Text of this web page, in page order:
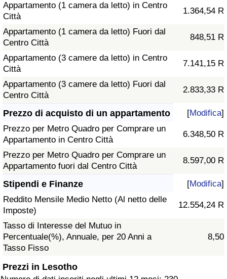
Appartamento (1 camera da letto) in Centro
Città
1.364,54 R
Appartamento (1 camera da letto) Fuori dal
Centro Città
848,51 R
Appartamento (3 camere da letto) in Centro
Città
7.141,15 R
Appartamento (3 camere da letto) Fuori dal
Centro Città
2.833,33 R
Prezzo di acquisto di un appartamento [Modifica]
Prezzo per Metro Quadro per Comprare un
Appartamento in Centro Città
6.348,50 R
Prezzo per Metro Quadro per Comprare un
Appartamento fuori dal Centro Città
8.597,00 R
Stipendi e Finanze [Modifica]
Reddito Mensile Medio Netto (Al netto delle
Imposte)
12.554,24 R
Tasso di Interesse del Mutuo in
Percentuale(%), Annuale, per 20 Anni a
Tasso Fisso
8,50
Prezzi in Lesotho